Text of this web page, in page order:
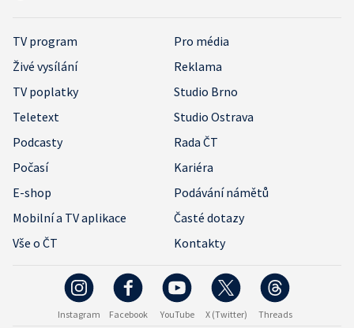
TV program
Pro média
Živé vysílání
Reklama
TV poplatky
Studio Brno
Teletext
Studio Ostrava
Podcasty
Rada ČT
Počasí
Kariéra
E-shop
Podávání námětů
Mobilní a TV aplikace
Časté dotazy
Vše o ČT
Kontakty
Instagram Facebook YouTube X (Twitter) Threads